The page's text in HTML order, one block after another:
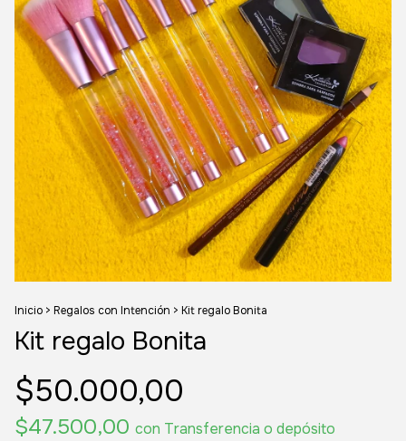
Inicio > Regalos con Intención > Kit regalo Bonita
Kit regalo Bonita
$50.000,00
$47.500,00 con Transferencia o depósito